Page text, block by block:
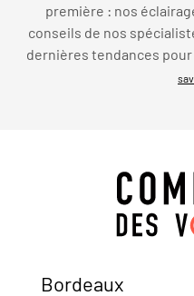
première : nos
conseils de nos
dernières tendances pour
Bordeaux